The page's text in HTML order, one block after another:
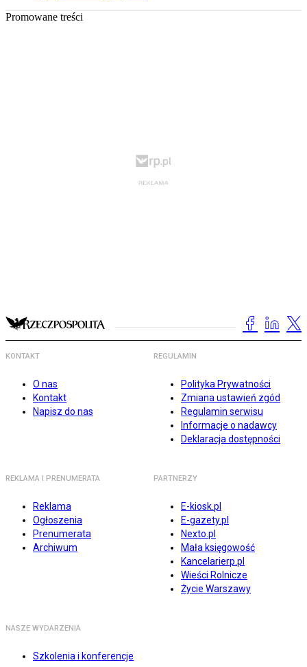
Promowane treści
KONTAKT
O nas
Kontakt
Napisz do nas
REGULAMIN
Polityka Prywatności
Zmiana ustawień zgód
Regulamin serwisu
Informacje o nadawcy
Deklaracja dostępności
REKLAMA I PRENUMERATA
Reklama
Ogłoszenia
Prenumerata
Archiwum
PARTNERZY
E-kiosk.pl
E-gazety.pl
Nexto.pl
Mała księgowość
Kancelarierp.pl
Wieści Rolnicze
Życie Warszawy
NASZE WYDARZENIA
Szkolenia i konferencje